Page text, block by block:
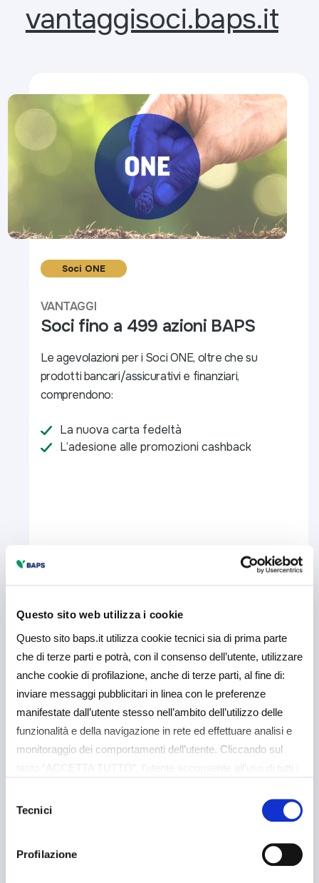
Questo sito web utilizza i cookie
Questo sito baps.it utilizza cookie tecnici sia di prima parte
che di terze parti e potrà, con il consenso dell’utente, utilizzare
anche cookie di profilazione, anche di terze parti, al fine di:
inviare messaggi pubblicitari in linea con le preferenze
manifestate dall’utente stesso nell’ambito dell’utilizzo delle
funzionalità e della navigazione in rete ed effettuare analisi e
monitoraggio dei comportamenti dell’utente. Cliccando sul
analitici. Il consenso è facoltativo e può essere revocato in
qualsiasi momento. Se l’utente desidera gestire le proprie
preferenze può cliccare sul tasto “Dettagli” (accessibile in
ogni momento, cliccando l’icona del lucchetto disponibile in
delTecnici
Profilazione
vantaggisoci.baps.it
Soci ONE
VANTAGGI
Soci fino a 499 azioni BAPS
Le agevolazioni per i Soci ONE, oltre che su
prodotti bancari/assicurativi e finanziari,
comprendono:
La nuova carta fedeltà
L’adesione alle promozioni cashback
VANTAGGI